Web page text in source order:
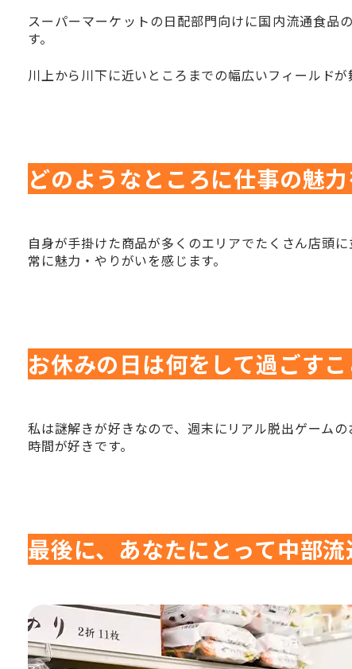
スーパーマーケットの日配部門向けに国内流通食品
す。
川上から川下に近いところまでの幅広いフィールド
どのようなところに仕事の魅
自身が手掛けた商品が多くのエリアでたくさん店頭
常に魅力・やりがいを感じます。
お休みの日は何をして過ごす
私は謎解きが好きなので、週末にリアル脱出ゲーム
時間が好きです。
最後に、あなたにとって中部流